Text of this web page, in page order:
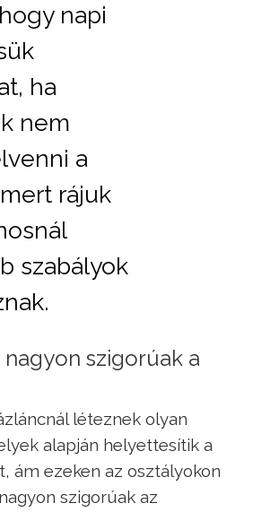
napi
ha
nem
a
rájuk
szabályok
szigorúak a
léteznek olyan
alapján helyettesítik a
ám ezeken az osztályokon
szigorúak az